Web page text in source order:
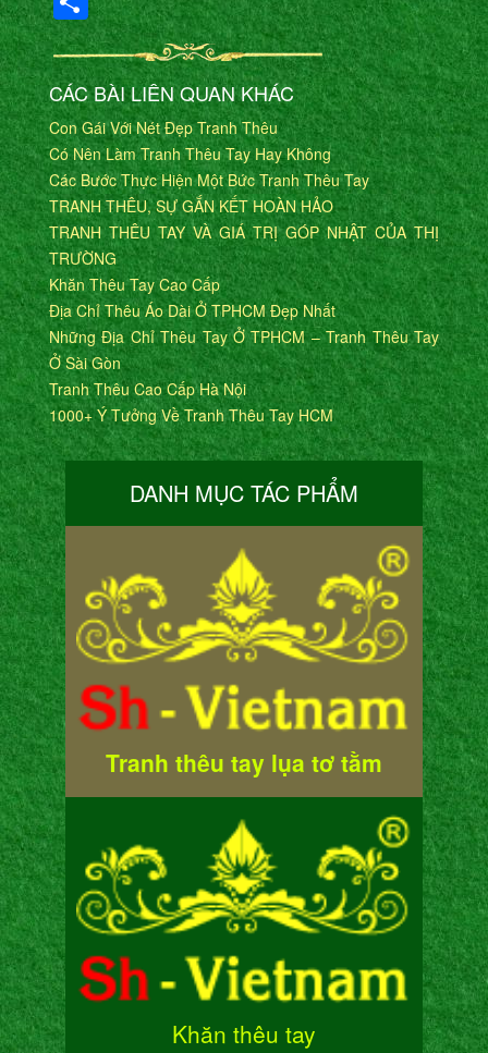
CÁC BÀI LIÊN QUAN KHÁC
Con Gái Với Nét Đẹp Tranh Thêu
Có Nên Làm Tranh Thêu Tay Hay Không
Các Bước Thực Hiện Một Bức Tranh Thêu Tay
TRANH THÊU, SỰ GẮN KẾT HOÀN HẢO
TRANH THÊU TAY VÀ GIÁ TRỊ GÓP NHẬT CỦA THỊ
TRƯỜNG
Khăn Thêu Tay Cao Cấp
Địa Chỉ Thêu Áo Dài Ở TPHCM Đẹp Nhất
Những Địa Chỉ Thêu Tay Ở TPHCM – Tranh Thêu Tay
Ở Sài Gòn
Tranh Thêu Cao Cấp Hà Nội
1000+ Ý Tưởng Về Tranh Thêu Tay HCM
DANH MỤC TÁC PHẨM
Tranh thêu tay lụa tơ tằm
Khăn thêu tay